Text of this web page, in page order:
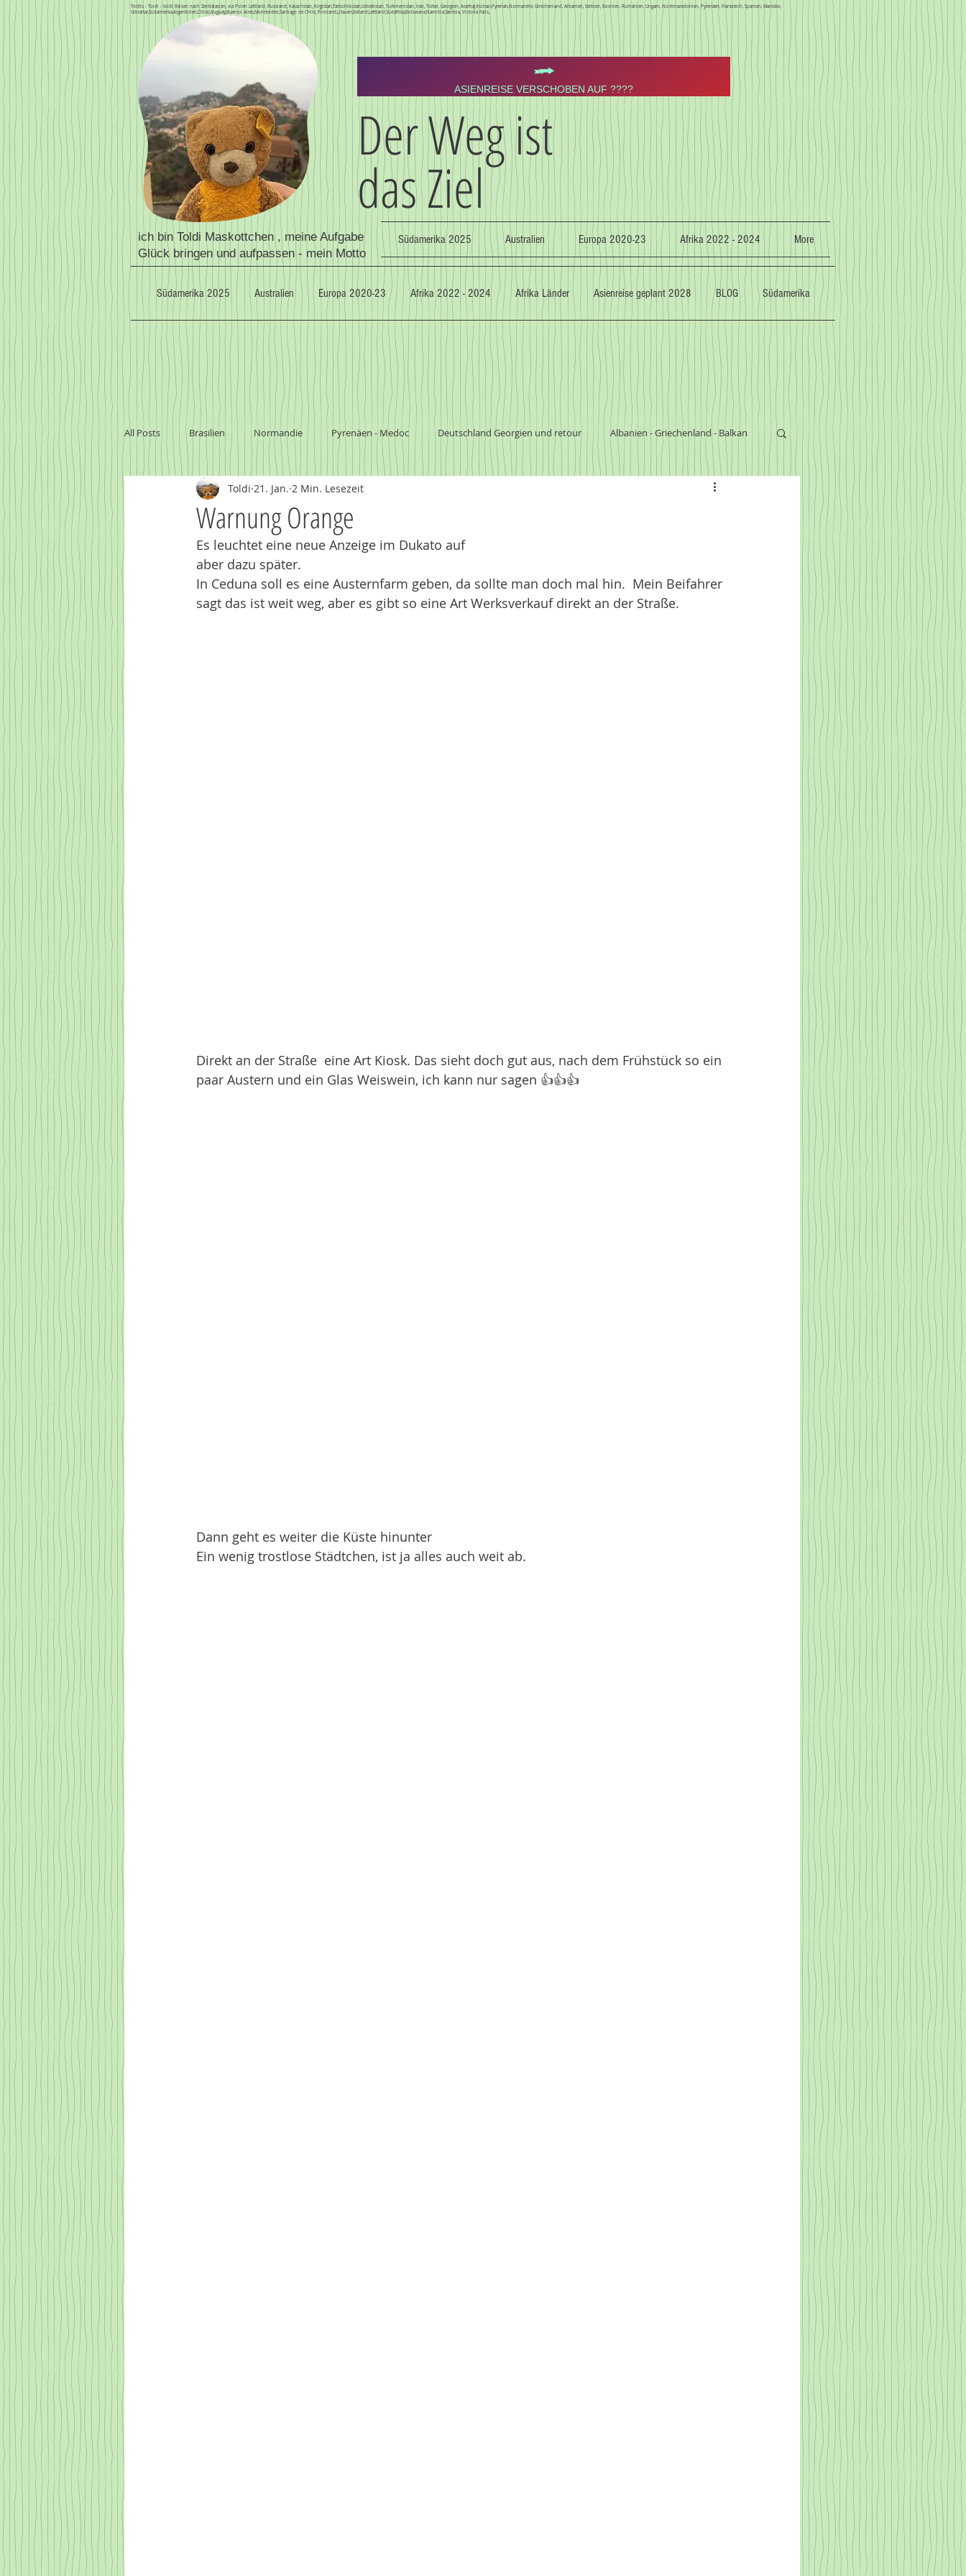
Toldis - Toldi - toldi Reisen nach Zentralasien, via Polen Lettland, Russland, Kasachstan, Kirgistan,Tadschikistan,Usbekistan, Turkmenistan, Iran, Türkei, Georgien, Aserbajdschan,Pyrenän,Normandie, Griechenland, Albanien, Serbien, Bosnien, Rumänien, Ungarn, Nordmazedonien, Pyrenäen, Frankreich, Spanien, Marokko,
Gibraltar,Südamerika,Argentinien,Chile,Uruguay,Buenos Aires,Montevideo,Santiago de Chile, Finnland,Litauen,Estland,Lettland,Südafrika,Botswana,Namibia,Sambia, Victoria Falls,
ASIENREISE VERSCHOBEN AUF ????
Der Weg ist
das Ziel
ich bin Toldi Maskottchen , meine Aufgabe
Glück bringen und aufpassen - mein Motto
Südamerika 2025 Australien Europa 2020-23 Afrika 2022 - 2024 More
Südamerika 2025 Australien Europa 2020-23 Afrika 2022 - 2024 Afrika Länder Asienreise geplant 2028 BLOG Südamerika
All Posts Brasilien Normandie Pyrenäen - Medoc Deutschland Georgien und retour Albanien - Griechenland - Balkan
Baltikum Namibia Südafrika
Sambia - Victoria Falls Uruguay Argentinien Chile
Warnung Orange
Toldi 21. Jan. 2 Min. Lesezeit
Es leuchtet eine neue Anzeige im Dukato auf
aber dazu später.
In Ceduna soll es eine Austernfarm geben, da sollte man doch mal hin.  Mein Beifahrer
sagt das ist weit weg, aber es gibt so eine Art Werksverkauf direkt an der Straße.
Direkt an der Straße  eine Art Kiosk. Das sieht doch gut aus, nach dem Frühstück so ein
paar Austern und ein Glas Weiswein, ich kann nur sagen 👍👍👍
Dann geht es weiter die Küste hinunter
Ein wenig trostlose Städtchen, ist ja alles auch weit ab.